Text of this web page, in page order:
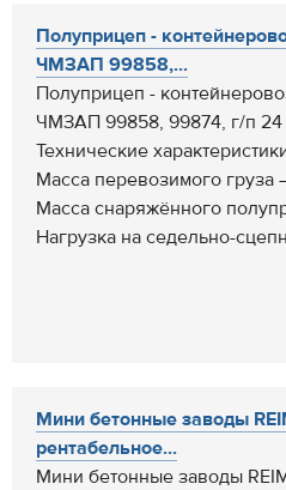
Полуприцеп -
ЧМЗАП 99858,...
Полуприцеп -
ЧМЗАП 99858, 99874, г/п 24
Технические
Масса перевозимого груза
Масса снаряжённого
Нагрузка на седельно-
Мини бетонные заводы
рентабельное...
Мини бетонные заводы